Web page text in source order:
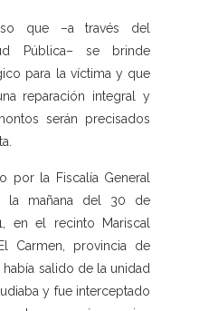
que –a través del
Pública– se brinde
para la víctima y que
reparación integral y
serán precisados
por la Fiscalía General
la mañana del 30 de
en el recinto Mariscal
Carmen, provincia de
había salido de la unidad
y fue interceptado